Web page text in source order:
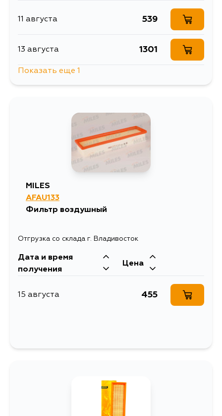
11 августа 539
13 августа 1301
Показать еще 1
MILES
AFAU133
Фильтр воздушный
Отгрузка со склада г. Владивосток
Дата и время
получения
Цена
15 августа 455